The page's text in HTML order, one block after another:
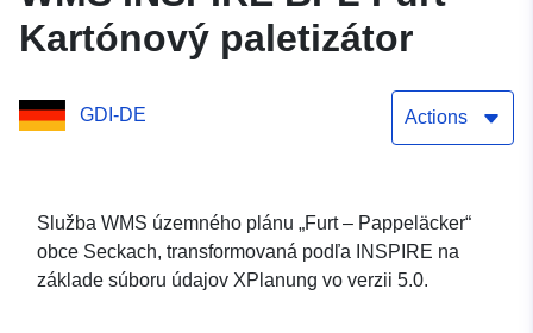
Kartónový paletizátor
GDI-DE Actions
Služba WMS územného plánu „Furt – Pappeläcker“
obce Seckach, transformovaná podľa INSPIRE na
základe súboru údajov XPlanung vo verzii 5.0.